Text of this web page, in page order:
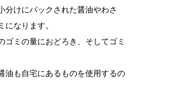
けにパックされた醤油やわさ
なります。
ミの量におどろき、そしてゴミ
油も自宅にあるものを使用するの